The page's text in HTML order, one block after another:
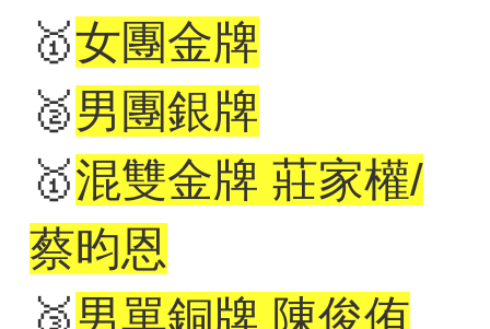
🥇女團金牌
🥈男團銀牌
🥇混雙金牌 莊家權/
蔡昀恩
🥉男單銅牌 陳俊侑